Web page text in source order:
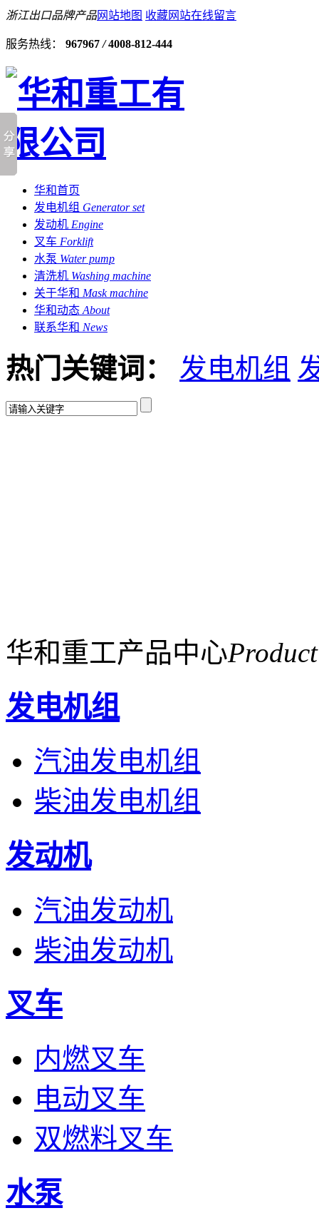
浙江出口品牌产品网站地图 收藏网站在线留言
服务热线： 967967/4008-812-444
华和首页
发电机组 Generator set
发动机 Engine
叉车 Forklift
水泵 Water pump
清洗机 Washing machine
关于华和 Mask machine
华和动态 About
联系华和 News
热门关键词： 发电机组
华和重工产品中心
发电机组
汽油发电机组
柴油发电机组
发动机
汽油发动机
柴油发动机
叉车
内燃叉车
电动叉车
双燃料叉车
水泵